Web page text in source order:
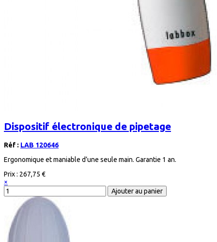
Dispositif électronique de pipetage
Réf : LAB 120646
Ergonomique et maniable d’une seule main. Garantie 1 an.
Prix : 267,75 €
×